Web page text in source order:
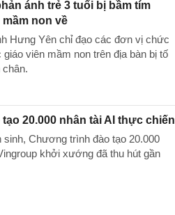
ánh trẻ 3 tuổi bị bầm tím
non về
Hưng Yên chỉ đạo các đơn vị chức
viên mầm non trên địa bàn bị tố
chân.
20.000 nhân tài AI thực chiến
Chương trình đào tạo 20.000
khởi xướng đã thu hút gần